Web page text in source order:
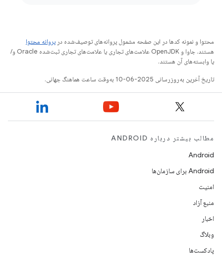
محتوا و نمونه کدها در این صفحه مشمول پروانه‌های توصیف‌شده در پروانه محتوا
هستند. جاوا و OpenJDK علامت‌های تجاری یا علامت‌های تجاری ثبت‌شده Oracle و/
یا وابسته‌های آن هستند.
تاریخ آخرین به‌روزرسانی 2025-06-10 به‌وقت ساعت هماهنگ جهانی.
مطالب بیشتر درباره ANDROID
Android
Android برای سازمان‌ها
امنیت
منبع آزاد
اخبار
وبلاگ
پادکست‌ها